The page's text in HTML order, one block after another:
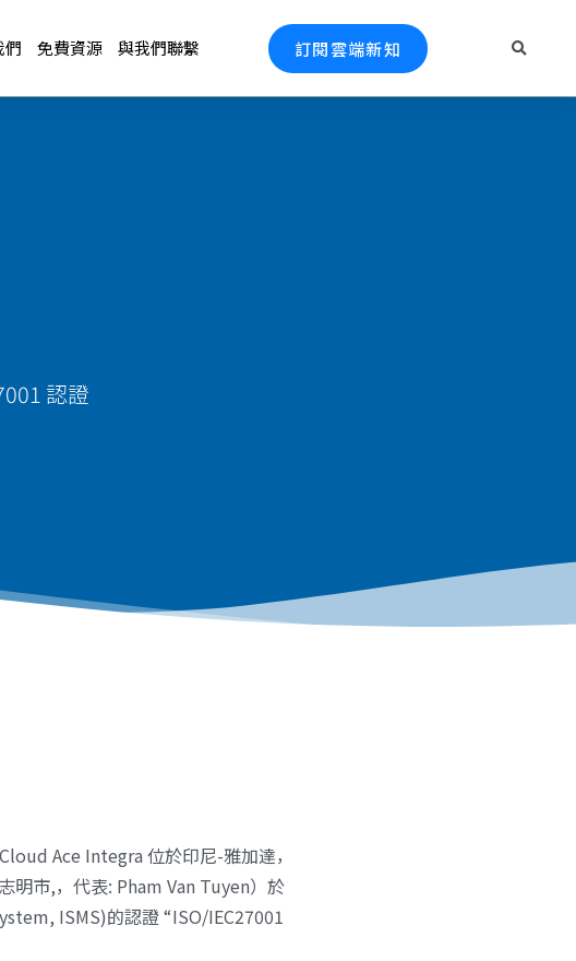
們 免費資源 與我們聯繫 訂閱雲端新知
認證
Ace Integra 位於印尼-雅加達，
明市,，代表: Pham Van Tuyen）於
ISMS)的認證 “ISO/IEC27001